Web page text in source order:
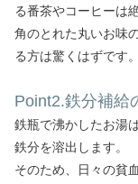
る番茶やコーヒーは絶
角のとれた丸いお味
る方は驚くはずです。
Point2.鉄分補給
鉄瓶で沸かしたお湯
鉄分を溶出します。
そのため、日々の貧